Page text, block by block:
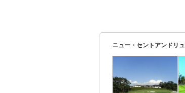
ニュー・セントアンドリ